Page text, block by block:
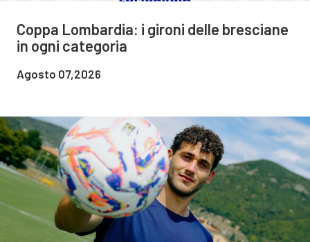
Coppa Lombardia: i gironi delle bresciane
in ogni categoria
Agosto 07,2026